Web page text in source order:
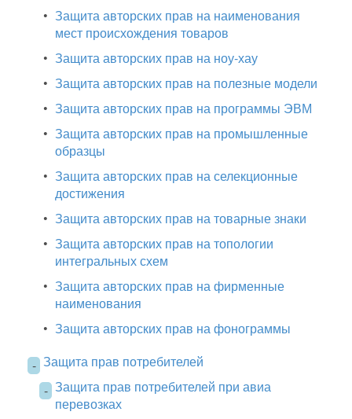
• Защита авторских прав на наименования
мест происхождения товаров
• Защита авторских прав на ноу-хау
• Защита авторских прав на полезные модели
• Защита авторских прав на программы ЭВМ
• Защита авторских прав на промышленные
образцы
• Защита авторских прав на селекционные
достижения
• Защита авторских прав на товарные знаки
• Защита авторских прав на топологии
интегральных схем
• Защита авторских прав на фирменные
наименования
• Защита авторских прав на фонограммы
- Защита прав потребителей
- Защита прав потребителей при авиа
перевозках